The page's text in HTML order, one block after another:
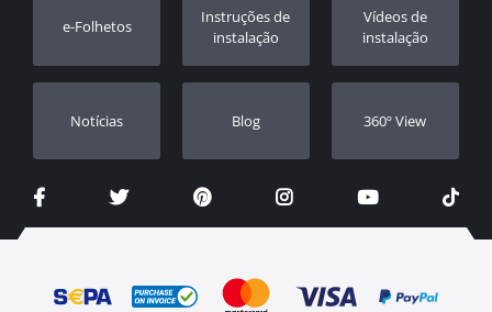
Revendedores
e-Folhetos
Instruções de
instalação
Vídeos de
instalação
Notícias Blog 360º View